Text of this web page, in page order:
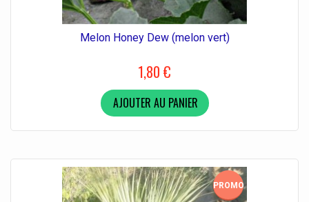
Melon Honey Dew (melon vert)
1,80 €
AJOUTER AU PANIER
PROMO!